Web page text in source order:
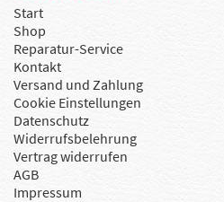
Start
Shop
Reparatur-Service
Kontakt
Versand und Zahlung
Cookie Einstellungen
Datenschutz
Widerrufsbelehrung
Vertrag widerrufen
AGB
Impressum